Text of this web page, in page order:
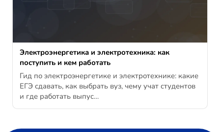
Электроэнергетика и электротехника: как
поступить и кем работать
Гид по электроэнергетике и электротехнике: какие
ЕГЭ сдавать, как выбрать вуз, чему учат студентов
и где работать выпус…